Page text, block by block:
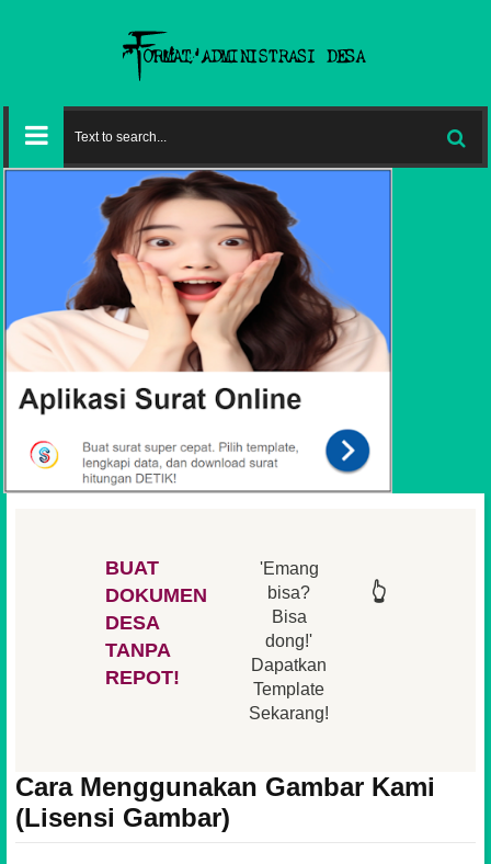
BUAT
DOKUMEN
DESA
TANPA
REPOT!
'Emang
bisa?
Bisa
dong!'
Dapatkan
Template
Sekarang!
👆
Cara Menggunakan Gambar Kami
(Lisensi Gambar)